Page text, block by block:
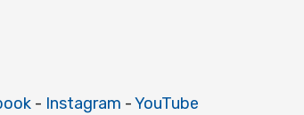
- Instagram -YouTube